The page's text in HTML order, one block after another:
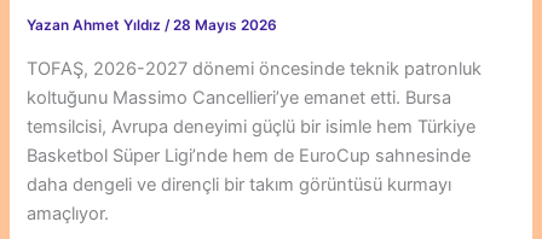
Yazan Ahmet Yıldız/28 Mayıs 2026
TOFAŞ, 2026-2027 dönemi öncesinde teknik patronluk
koltuğunu Massimo Cancellieri’ye emanet etti. Bursa
temsilcisi, Avrupa deneyimi güçlü bir isimle hem Türkiye
Basketbol Süper Ligi’nde hem de EuroCup sahnesinde
daha dengeli ve dirençli bir takım görüntüsü kurmayı
amaçlıyor.